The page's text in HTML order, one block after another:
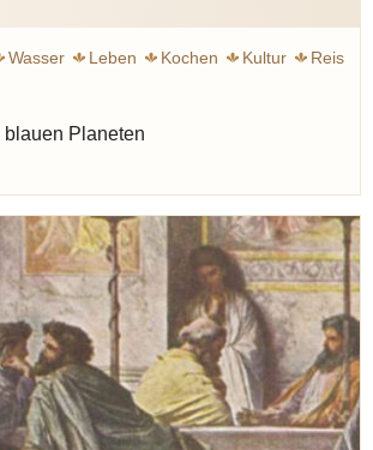
Wasser Leben Kochen Kultur
Reis
blauen Planeten